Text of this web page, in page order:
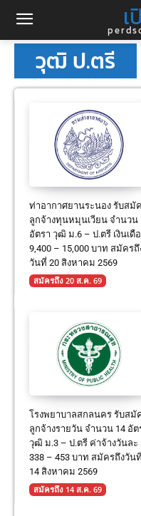
วุฒิ ป.ตรี
ท่าอากาศยานระนอง รับสมั
ลูกจ้างทุนหมุนเวียน จำนวน
อัตรา วุฒิ ม.6 – ป.ตรี เงินเดื
9,400 – 15,000 บาท สมัครถึ
วันที่ 20 สิงหาคม 2569
สมัครถึง 20 ส.ค. 69
โรงพยาบาลสกลนคร รับสมั
ลูกจ้างรายวัน จำนวน 14 อัต
วุฒิ ม.3 – ป.ตรี ค่าจ้างวันละ
338 – 453 บาท สมัครถึงวันที่
14 สิงหาคม 2569
สมัครถึง 14 ส.ค. 69